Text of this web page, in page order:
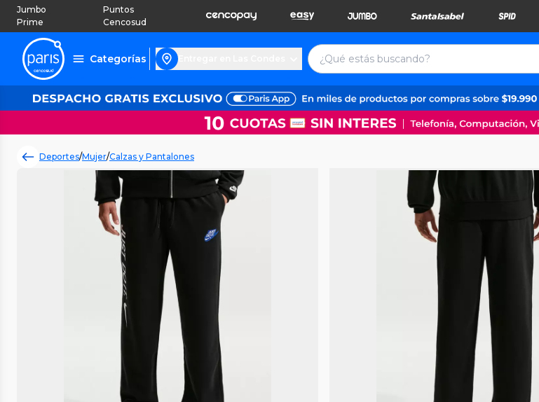
Jumbo
Prime
Puntos
Cencosud
Categorías
Deportes/Mujer/Calzas y Pantalones